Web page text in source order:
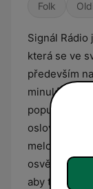
Folk
Signál Rádio
která se ve
především
minulého
populární
oslovuje
melodickou
osvědčené
aby tvořil